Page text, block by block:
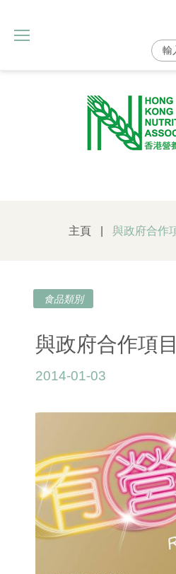
content
for:
主頁 與政府合作
食品類別
與政府合作項
2014-01-03